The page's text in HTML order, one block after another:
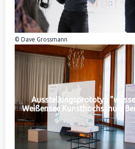
© Dave Grossmann
Ausstellungsprototyp
Weißensee Kunsthochschule